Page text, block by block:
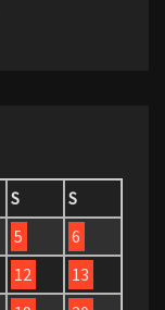
S
S
5
6
12
13